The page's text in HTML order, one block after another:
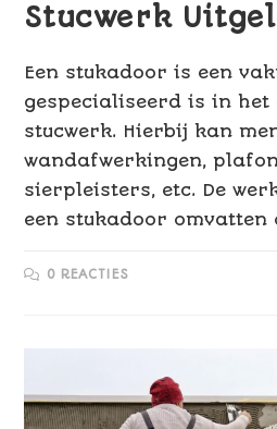
Stucwerk
Een stukadoor is een
gespecialiseerd is in het
stucwerk. Hierbij kan
wandafwerkingen,
sierpleisters, etc. De
een stukadoor omvatten
0 REACTIES